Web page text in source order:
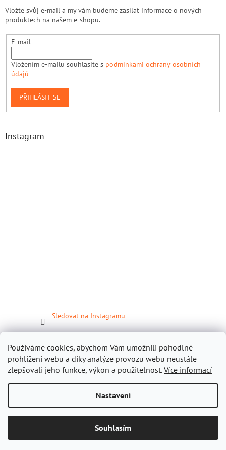
Používáme cookies, abychom Vám umožnili pohodlné
prohlížení webu a díky analýze provozu webu neustále
zlepšovali jeho funkce, výkon a použitelnost.Více informací
Nastavení
Souhlasím
Vložte svůj e-mail a my vám budeme zasílat informace o nových
produktech na našem e-shopu.
E-mail
Vložením e-mailu souhlasíte s podmínkami ochrany osobních
údajů
PŘIHLÁSIT SE
Instagram
Sledovat na Instagramu
Facebook
Vytvořil Shoptet
Gastropomůcky.cz. Všechna práva vyhrazena.